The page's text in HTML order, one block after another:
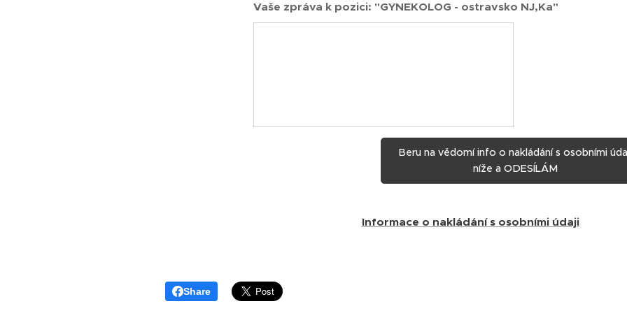
Vaše zpráva k pozici: "GYNEKOLOG - ostravsko NJ,Ka"
Beru na vědomí info o nakládání s osobními
níže a ODESÍLÁM
Informace o nakládání s osobními údaji
Share